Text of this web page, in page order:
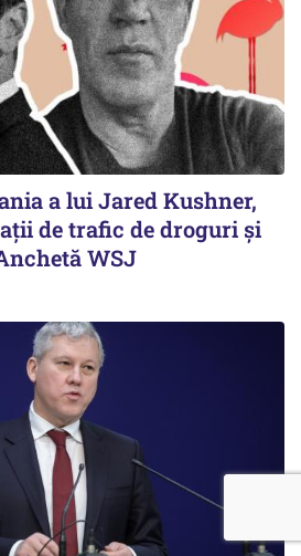
a lui Jared Kushner,
de trafic de droguri și
WSJ